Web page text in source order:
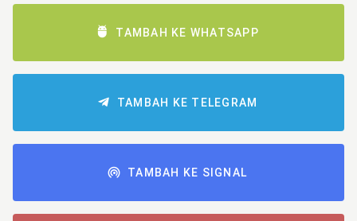
TAMBAH KE WHATSAPP
TAMBAH KE TELEGRAM
TAMBAH KE SIGNAL